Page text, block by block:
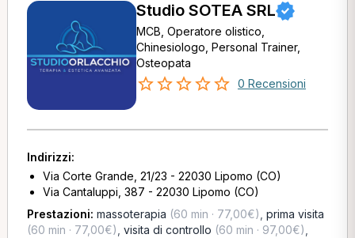
Studio SOTEA SRL
MCB, Operatore olistico,
Chinesiologo, Personal Trainer,
Osteopata
0 Recensioni
Indirizzi:
Via Corte Grande, 21/23 - 22030 Lipomo (CO)
Via Cantaluppi, 387 - 22030 Lipomo (CO)
Prestazioni: massoterapia (60 min · 77,00€) prima visita
(60 min · 77,00€) visita di controllo (60 min · 97,00€)